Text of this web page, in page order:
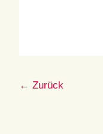
← Zurück